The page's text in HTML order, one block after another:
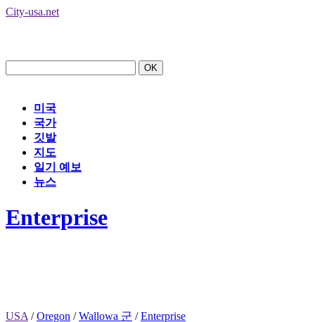
City-usa.net
미국
국가
깃발
지도
일기 예보
뉴스
Enterprise
USA /Oregon /Wallowa 군 /Enterprise